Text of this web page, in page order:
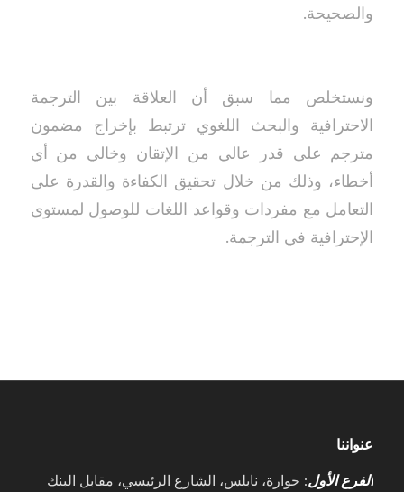
والصحيحة.
ونستخلص مما سبق أن العلاقة بين الترجمة
الاحترافية والبحث اللغوي ترتبط بإخراج مضمون
مترجم على قدر عالي من الإتقان وخالي من أي
أخطاء، وذلك من خلال تحقيق الكفاءة والقدرة على
التعامل مع مفردات وقواعد اللغات للوصول لمستوى
الإحترافية في الترجمة.
عنواننا
الفرع الأول: حوارة، نابلس، الشارع الرئيسي، مقابل البنك